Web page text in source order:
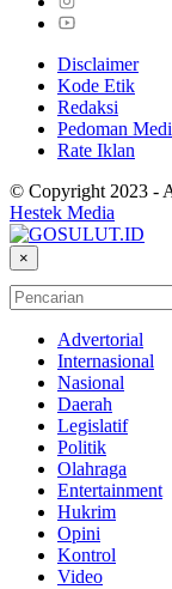
Disclaimer
Kode Etik
Redaksi
Pedoman
Rate Iklan
© Copyright 2023 -
Hestek Media
×
Advertorial
Internasional
Nasional
Daerah
Legislatif
Politik
Olahraga
Entertainment
Hukrim
Opini
Kontrol
Video